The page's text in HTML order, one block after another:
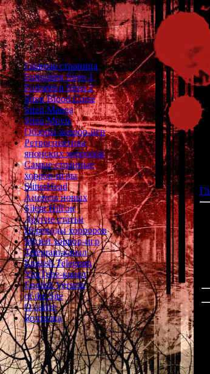
Главная страница
Forbidden Siren 1
Forbidden Siren 2
Siren Blood Curse
Siren Manga
Siren Movie
Обзоры хоррор-игр
Ретроспектива
японских хорроров
Самые странные
хоррор-игры
SlitterHead
Анонсы новых
Silent Hill'ов
Другие статьи
Переводы хорроров
Музей хоррор-игр
Telegram-канал
English Telegram
YouTube-канал
English Version
of the Site
О сайте
Болталка